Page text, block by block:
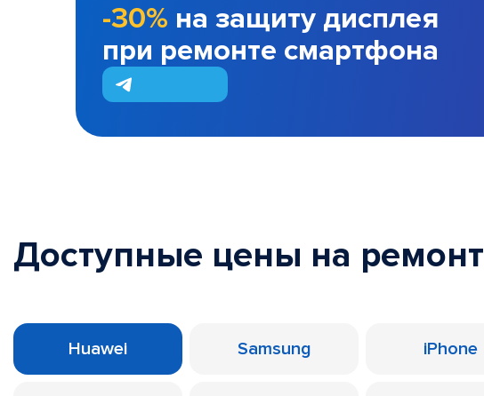
-30% на защиту дисплея
при ремонте смартфона
Доступные цены на ремонт
Huawei Samsung iPhone